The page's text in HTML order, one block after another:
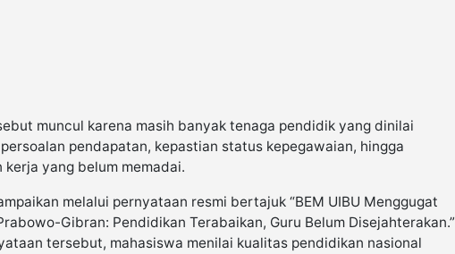
muncul karena masih banyak tenaga pendidik yang dinilai
pendapatan, kepastian status kepegawaian, hingga
kerja yang belum memadai.
melalui pernyataan resmi bertajuk “BEM UIBU Menggugat
Gibran: Pendidikan Terabaikan, Guru Belum Disejahterakan.”
tersebut, mahasiswa menilai kualitas pendidikan nasional